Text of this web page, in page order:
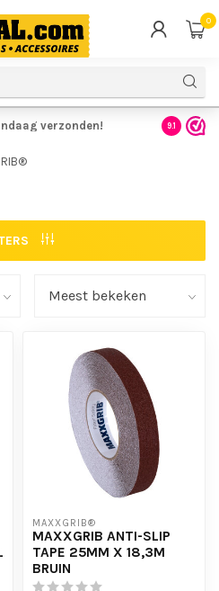
0
verzonden! 9.1
MAXXGRIB®
MAXXGRIB ANTI-SLIP
TAPE 25MM X 18,3M
BRUIN